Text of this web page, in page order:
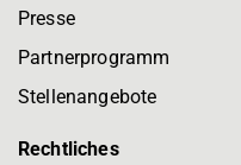
Presse
Partnerprogramm
Stellenangebote
Rechtliches